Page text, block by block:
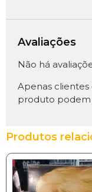
Avaliações
Não há
Apenas
produto podem
Produtos